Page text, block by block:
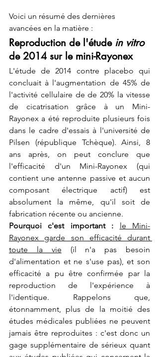
Voici un résumé des dernières
avancées en la matière :
Reproduction de l'étude in vitro
de 2014 sur le mini-Rayonex
L'étude de 2014 contre placebo qui
concluait à l'augmentation de 45% de
l'activité cellulaire de de 20% la vitesse
de cicatrisation grâce à un Mini-
Rayonex a été reproduite plusieurs fois
dans le cadre d'essais à l'université de
Pilsen (république Tchèque). Ainsi, 8
ans après, on peut conclure que
l'efficacité d'un Mini-Rayonex (qui
contient une antenne passive et aucun
composant électrique actif) est
absolument la même, qu'il soit de
fabrication récente ou ancienne.
Pourquoi c'est important :
le Mini-
Rayonex garde son efficacité durant
toute la vie (il n'a pas besoin
d'alimentation et ne s'use pas), et son
efficacité a pu être confirmée par la
reproduction de l'expérience à
l'identique. Rappelons que,
étonnamment, plus de la moitié des
études médicales publiées ne peuvent
jamais être reproduites : c'est donc un
gage supplémentaire de sérieux quant